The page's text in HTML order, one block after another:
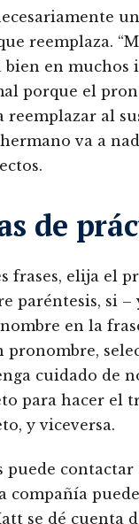
reemplaza.
bien en muchos
porque el
reemplazar al
va a
de
frases, elija el
paréntesis, si –
en la
cuidado de
para hacer el
y viceversa.
puede contactar
compañía
se dé cuenta